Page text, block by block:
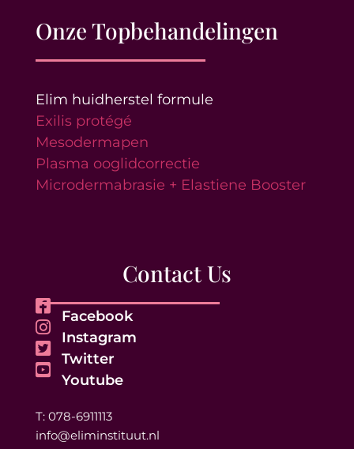
Onze Topbehandelingen
Elim huidherstel formule
Exilis protégé
Mesodermapen
Plasma ooglidcorrectie
Microdermabrasie + Elastiene Booster
Contact Us
Facebook
Instagram
Twitter
Youtube
T: 078-6911113
info@eliminstituut.nl